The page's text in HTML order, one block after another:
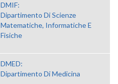
DMIF:
Dipartimento Di Scienze
Matematiche, Informatiche E
Fisiche
DMED:
Dipartimento Di Medicina